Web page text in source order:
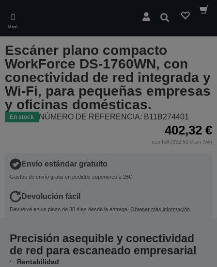
main
content
Menú
Buscar
Escáner plano compacto
WorkForce DS-1760WN, con
conectividad de red integrada y
Wi-Fi, para pequeñas empresas
y oficinas domésticas.
En stock NÚMERO DE REFERENCIA: B11B274401
402,32 €
con IVA (332,50 € sin IVA)
Envío estándar gratuito
Gastos de envío gratis en pedidos superiores a 25€
Devolución fácil
Devuelve en un plazo de 30 días desde la entrega. Obtener más información
Precisión asequible y conectividad
de red para escaneado empresarial
Rentabilidad